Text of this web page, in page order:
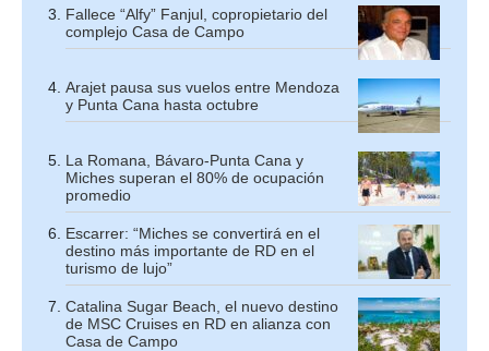
Fallece “Alfy” Fanjul, copropietario del
complejo Casa de Campo
Arajet pausa sus vuelos entre Mendoza
y Punta Cana hasta octubre
La Romana, Bávaro-Punta Cana y
Miches superan el 80% de ocupación
promedio
Escarrer: “Miches se convertirá en el
destino más importante de RD en el
turismo de lujo”
Catalina Sugar Beach, el nuevo destino
de MSC Cruises en RD en alianza con
Casa de Campo